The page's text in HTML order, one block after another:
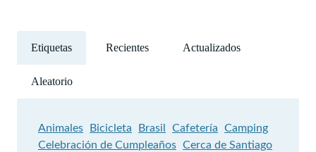
Etiquetas Recientes Actualizados
Aleatorio
Animales Bicicleta Brasil Cafetería
Camping
Celebración de Cumpleaños Cerca de Santiago